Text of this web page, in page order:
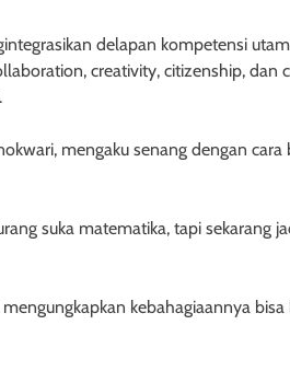
delapan kompetensi
creativity, citizenship, dan
mengaku senang dengan cara
suka matematika, tapi sekarang
kebahagiaannya bisa